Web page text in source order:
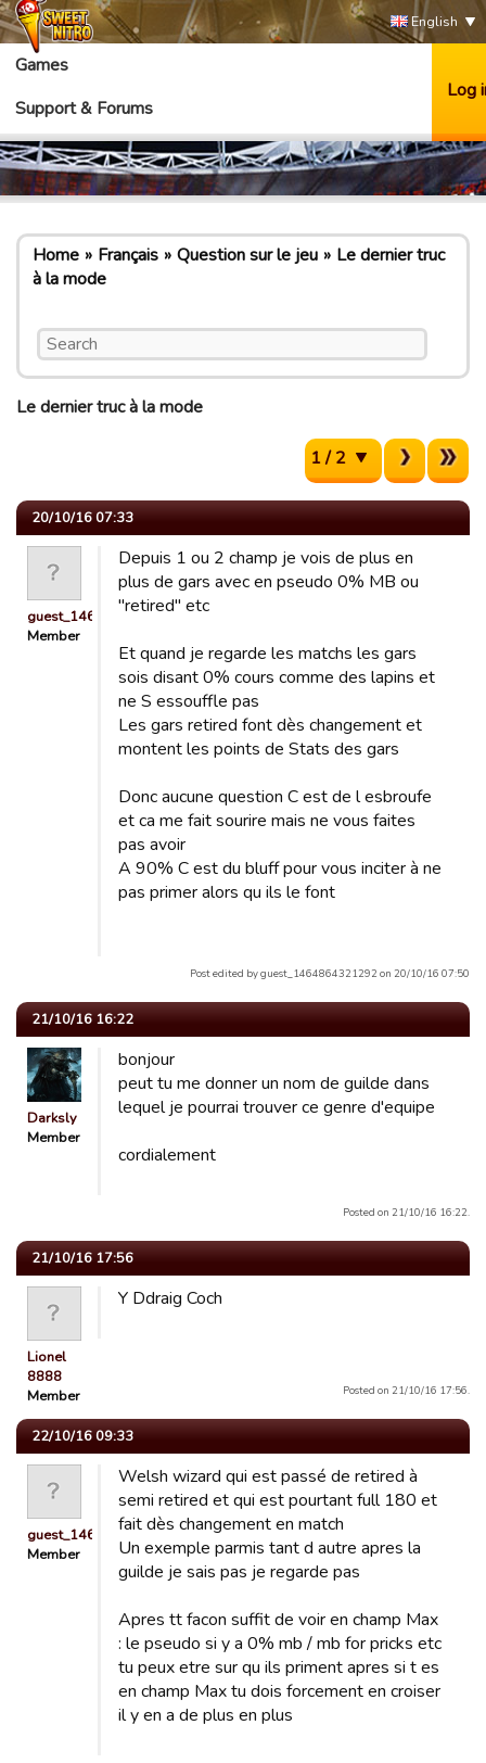
English
Games
Support & Forums
Log
Home Français Question sur le jeu
Le dernier truc
à la mode
Le dernier truc à la mode
1 / 2
20/10/16 07:33
guest_1464864321292
Member
Depuis 1 ou 2 champ je vois de plus en
plus de gars avec en pseudo 0% MB ou
"retired" etc
Et quand je regarde les matchs les gars
sois disant 0% cours comme des lapins et
ne S essouffle pas
Les gars retired font dès changement et
montent les points de Stats des gars
Donc aucune question C est de l esbroufe
et ca me fait sourire mais ne vous faites
pas avoir
A 90% C est du bluff pour vous inciter à ne
pas primer alors qu ils le font
Post edited by guest_1464864321292 on 20/10/16 07:50
21/10/16 16:22
Darksly
Member
bonjour
peut tu me donner un nom de guilde dans
lequel je pourrai trouver ce genre d'equipe
cordialement
Posted on 21/10/16 16:22.
21/10/16 17:56
Lionel
8888
Member
Y Ddraig Coch
Posted on 21/10/16 17:56.
22/10/16 09:33
guest_1464864321292
Member
Welsh wizard qui est passé de retired à
semi retired et qui est pourtant full 180 et
fait dès changement en match
Un exemple parmis tant d autre apres la
guilde je sais pas je regarde pas
Apres tt facon suffit de voir en champ Max
: le pseudo si y a 0% mb / mb for pricks etc
tu peux etre sur qu ils priment apres si t es
en champ Max tu dois forcement en croiser
il y en a de plus en plus